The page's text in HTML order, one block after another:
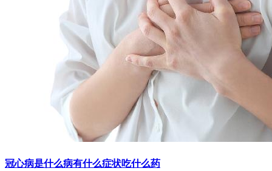
冠心病是什么病有什么症状吃什么药